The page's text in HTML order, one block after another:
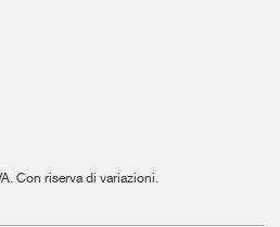
Con riserva di variazioni.